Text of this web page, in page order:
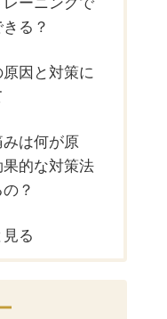
る？
原因と対策に
みは何が原
果的な対策法
？
見る